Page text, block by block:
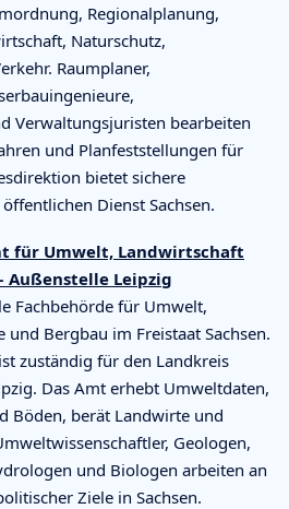
Regionalplanung,
Naturschutz,
Raumplaner,
Verwaltungsjuristen bearbeiten
und Planfeststellungen für
bietet sichere
Dienst Sachsen.
für Umwelt, Landwirtschaft
Außenstelle Leipzig
Fachbehörde für Umwelt,
Bergbau im Freistaat Sachsen.
zuständig für den Landkreis
Das Amt erhebt Umweltdaten,
Böden, berät Landwirte und
Geologen,
und Biologen arbeiten an
Ziele in Sachsen.